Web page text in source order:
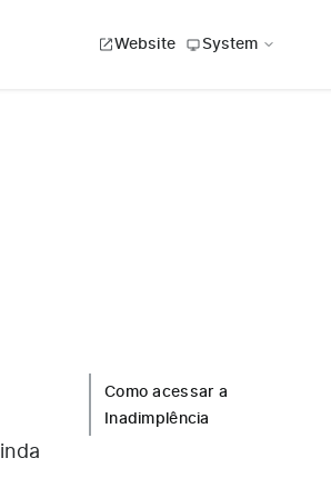
Website System
Como acessar a
Inadimplência